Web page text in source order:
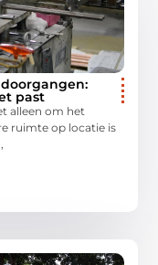
past
alleen om het
ruimte op locatie is